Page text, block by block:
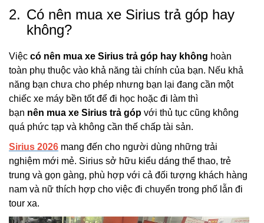
2. Có nên mua xe Sirius trả góp hay
không?
Việc có nên mua xe Sirius trả góp hay không hoàn
toàn phụ thuộc vào khả năng tài chính của bạn. Nếu khả
năng bạn chưa cho phép nhưng bạn lại đang cần một
chiếc xe máy bền tốt để đi học hoặc đi làm thì
bạn nên mua xe Sirius trả góp với thủ tục cũng không
quá phức tạp và không cần thế chấp tài sản.
Sirius 2026 mang đến cho người dùng những trải
nghiệm mới mẻ. Sirius sở hữu kiểu dáng thể thao, trẻ
trung và gọn gàng, phù hợp với cả đối tượng khách hàng
nam và nữ thích hợp cho việc đi chuyển trong phố lẫn đi
tour xa.